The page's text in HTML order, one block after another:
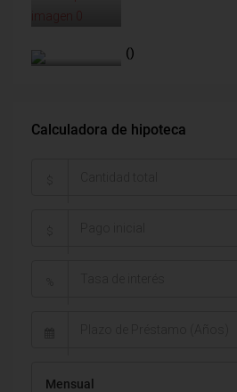
()
Calculadora de hipoteca
Mensual